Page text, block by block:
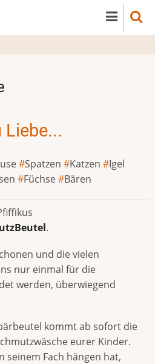
Liebe...
Spatzen Katzen
Igel
Füchse Bären
.
und die vielen
nur einmal für die
werden, überwiegend
kommt ab sofort die
eurer Kinder.
seinem Fach hängen hat,